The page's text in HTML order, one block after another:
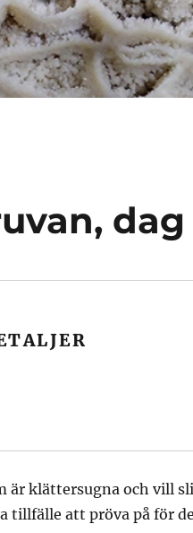
dag
är klättersugna och vill
tillfälle att pröva på för